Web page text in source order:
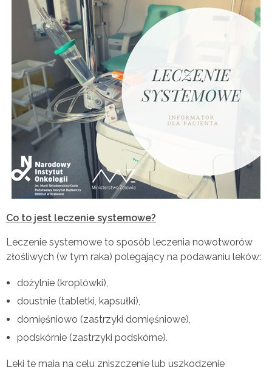
Co to jest leczenie systemowe?
Leczenie systemowe to sposób leczenia nowotworów
złośliwych (w tym raka) polegający na podawaniu leków:
dożylnie (kroplówki),
doustnie (tabletki, kapsułki),
domięśniowo (zastrzyki domięśniowe),
podskórnie (zastrzyki podskórne).
Leki te mają na celu zniszczenie lub uszkodzenie